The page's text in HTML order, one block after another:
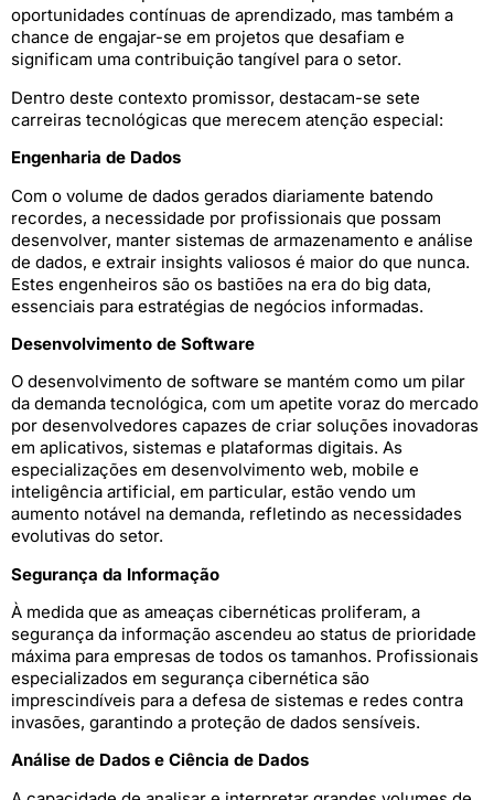
oportunidades contínuas de aprendizado, mas também a
chance de engajar-se em projetos que desafiam e
significam uma contribuição tangível para o setor.
Dentro deste contexto promissor, destacam-se sete
carreiras tecnológicas que merecem atenção especial:
Engenharia de Dados
Com o volume de dados gerados diariamente batendo
recordes, a necessidade por profissionais que possam
desenvolver, manter sistemas de armazenamento e análise
de dados, e extrair insights valiosos é maior do que nunca.
Estes engenheiros são os bastiões na era do big data,
essenciais para estratégias de negócios informadas.
Desenvolvimento de Software
O desenvolvimento de software se mantém como um pilar
da demanda tecnológica, com um apetite voraz do mercado
por desenvolvedores capazes de criar soluções inovadoras
em aplicativos, sistemas e plataformas digitais. As
especializações em desenvolvimento web, mobile e
inteligência artificial, em particular, estão vendo um
aumento notável na demanda, refletindo as necessidades
evolutivas do setor.
Segurança da Informação
À medida que as ameaças cibernéticas proliferam, a
segurança da informação ascendeu ao status de prioridade
máxima para empresas de todos os tamanhos. Profissionais
especializados em segurança cibernética são
imprescindíveis para a defesa de sistemas e redes contra
invasões, garantindo a proteção de dados sensíveis.
Análise de Dados e Ciência de Dados